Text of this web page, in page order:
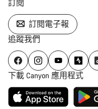
訂閱
訂閱電子報
追蹤我們
下載 Canyon 應用程式